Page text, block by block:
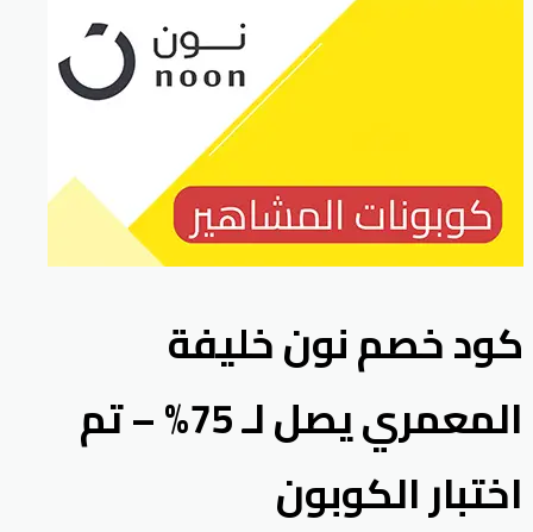
كود خصم نون خليفة
المعمري يصل لـ 75% – تم
اختبار الكوبون